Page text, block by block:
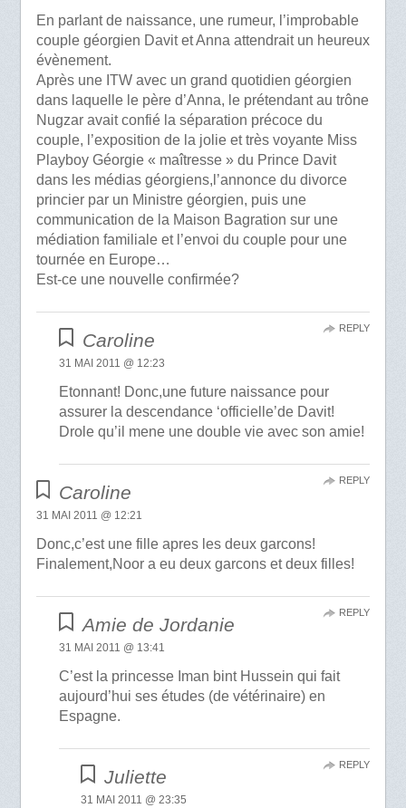
En parlant de naissance, une rumeur, l’improbable
couple géorgien Davit et Anna attendrait un heureux
évènement.
Après une ITW avec un grand quotidien géorgien
dans laquelle le père d’Anna, le prétendant au trône
Nugzar avait confié la séparation précoce du
couple, l’exposition de la jolie et très voyante Miss
Playboy Géorgie « maîtresse » du Prince Davit
dans les médias géorgiens,l’annonce du divorce
princier par un Ministre géorgien, puis une
communication de la Maison Bagration sur une
médiation familiale et l’envoi du couple pour une
tournée en Europe…
Est-ce une nouvelle confirmée?
Caroline
31 MAI 2011 @ 12:23
Etonnant! Donc,une future naissance pour
assurer la descendance ‘officielle’de Davit!
Drole qu’il mene une double vie avec son amie!
REPLY
Caroline
31 MAI 2011 @ 12:21
Donc,c’est une fille apres les deux garcons!
Finalement,Noor a eu deux garcons et deux filles!
REPLY
Amie de Jordanie
31 MAI 2011 @ 13:41
C’est la princesse Iman bint Hussein qui fait
aujourd’hui ses études (de vétérinaire) en
Espagne.
REPLY
Juliette
31 MAI 2011 @ 23:35
REPLY